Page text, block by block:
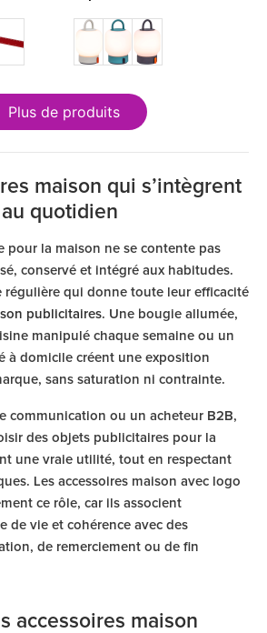
Plus de produits
maison qui s’intègrent
quotidien
pour la maison ne se contente pas
conservé et intégré aux habitudes.
régulière qui donne toute leur efficacité
publicitaires. Une bougie allumée,
manipulé chaque semaine ou un
à domicile créent une exposition
sans saturation ni contrainte.
communication ou un acheteur B2B,
des objets publicitaires pour la
une vraie utilité, tout en respectant
Les accessoires maison avec logo
ce rôle, car ils associent
de vie et cohérence avec des
de remerciement ou de fin
accessoires maison